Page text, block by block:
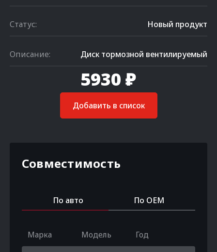
Статус: Новый продукт
Описание: Диск тормозной вентилируемый
5930 ₽
Добавить в список
Совместимость
По авто По OEM
Марка Модель Год